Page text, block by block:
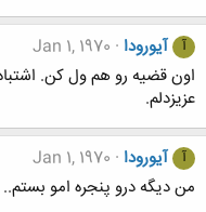
آ آیورودا Jan 1, 1970
اون قضیه رو هم ول کن.
عزیزدلم.
آ آیورودا Jan 1, 1970
من دیگه درو پنجره امو